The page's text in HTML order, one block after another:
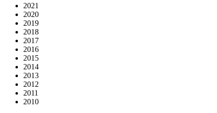
2021
2020
2019
2018
2017
2016
2015
2014
2013
2012
2011
2010